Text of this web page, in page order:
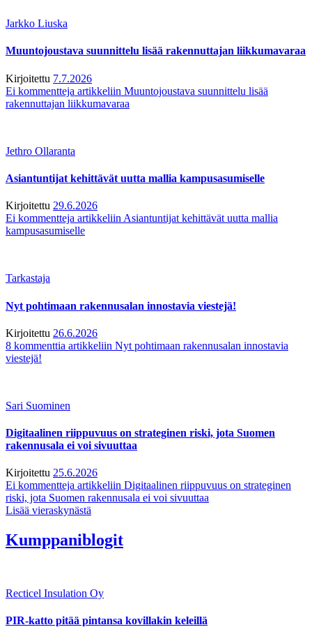
Jarkko Liuska
Muuntojoustava suunnittelu lisää rakennuttajan liikkumavaraa
Kirjoitettu 7.7.2026
Ei kommentteja artikkeliin Muuntojoustava suunnittelu lisää
rakennuttajan liikkumavaraa
Jethro Ollaranta
Asiantuntijat kehittävät uutta mallia kampusasumiselle
Kirjoitettu 29.6.2026
Ei kommentteja artikkeliin Asiantuntijat kehittävät uutta mallia
kampusasumiselle
Tarkastaja
Nyt pohtimaan rakennusalan innostavia viestejä!
Kirjoitettu 26.6.2026
8 kommenttia artikkeliin Nyt pohtimaan rakennusalan innostavia
viestejä!
Sari Suominen
Digitaalinen riippuvuus on strateginen riski, jota Suomen
rakennusala ei voi sivuuttaa
Kirjoitettu 25.6.2026
Ei kommentteja artikkeliin Digitaalinen riippuvuus on strateginen
riski, jota Suomen rakennusala ei voi sivuuttaa
Lisää vieraskynästä
Kumppaniblogit
Recticel Insulation Oy
PIR-katto pitää pintansa kovillakin keleillä